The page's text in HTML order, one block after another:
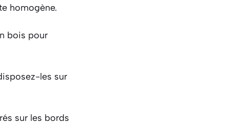
homogène.
bois pour
les sur
sur les bords